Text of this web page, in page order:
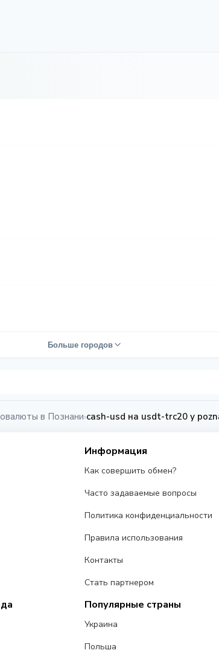
Больше городов
в Познани›cash-usd на usdt-trc20 у
Информация
Как совершить обмен?
Часто задаваемые вопросы
Политика конфиденциальности
Правила использования
Контакты
Стать партнером
Популярные страны
Украина
Польша